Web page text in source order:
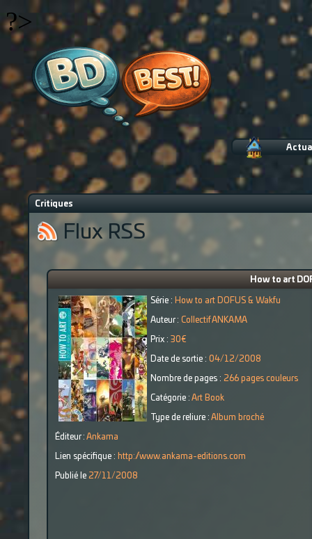
?>
Critiques
Flux RSS
How to art
Série : How to art DOFUS & Wakfu
Auteur : Collectif ANKAMA
Prix : 30€
Date de sortie : 04/12/2008
Nombre de pages : 266 pages couleurs
Catégorie : Art Book
Type de reliure : Album broché
Éditeur : Ankama
Lien spécifique : http://www.ankama-editions.com
Publié le 27/11/2008